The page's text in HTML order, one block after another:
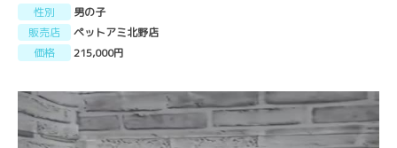
性別
男の子
販売店
ペットアミ北野店
価格
215,000円